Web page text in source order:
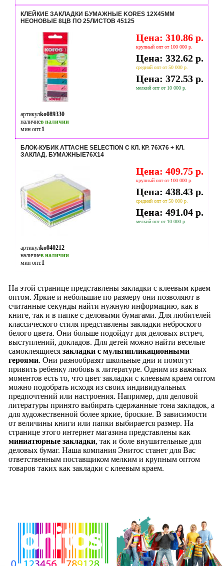
КЛЕЙКИЕ ЗАКЛАДКИ БУМАЖНЫЕ KORES 12Х45ММ
НЕОНОВЫЕ 8ЦВ ПО 25ЛИСТОВ 45125
Цена: 310.86 р.
крупный опт от 100 000 р.
Цена: 332.62 р.
средний опт от 50 000 р.
Цена: 372.53 р.
мелкий опт от 10 000 р.
артикулko089330
наличиев наличии
мин опт.1
БЛОК-КУБИК ATTACHE SELECTION С КЛ. КР. 76Х76 + КЛ.
ЗАКЛАД. БУМАЖНЫЕ76Х14
Цена: 409.75 р.
крупный опт от 100 000 р.
Цена: 438.43 р.
средний опт от 50 000 р.
Цена: 491.04 р.
мелкий опт от 10 000 р.
артикулko040212
наличиев наличии
мин опт.1
На этой странице представлены закладки с клеевым краем
оптом. Яркие и небольшие по размеру они позволяют в
считанные секунды найти нужную информацию, как в
книге, так и в папке с деловыми бумагами. Для любителей
классического стиля представлены закладки неброского
белого цвета. Они больше подойдут для деловых встреч,
выступлений, докладов. Для детей можно найти веселые
самоклеящиеся закладки с мультипликационными
героями. Они разнообразят школьные дни и помогут
привить ребенку любовь к литературе. Одним из важных
моментов есть то, что цвет закладки с клеевым краем оптом
можно подобрать исходя из своих индивидуальных
предпочтений или настроения. Например, для деловой
литературы принято выбирать сдержанные тона закладок, а
для художественной более яркие, броские. В зависимости
от величины книги или папки выбирается размер. На
странице этого интернет магазина представлены как
миниатюрные закладки, так и боле внушительные для
деловых бумаг. Наша компания Энитос станет для Вас
ответственным поставщиком мелким и крупным оптом
товаров таких как закладки с клеевым краем.